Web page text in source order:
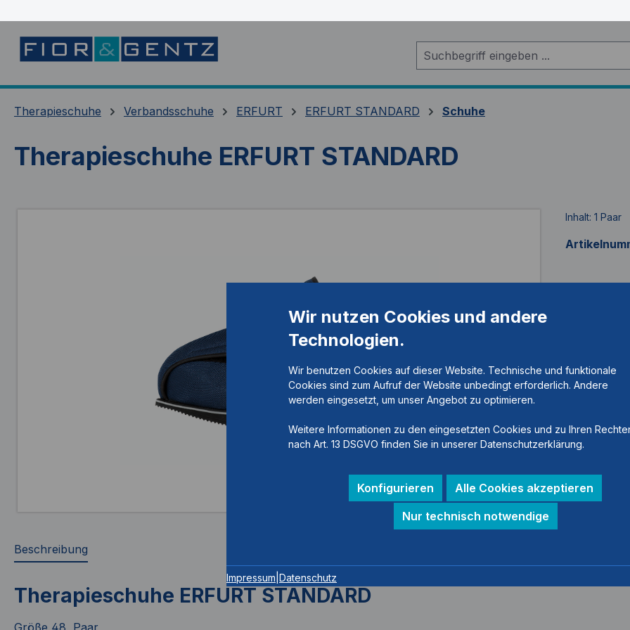
Therapieschuhe Verbandsschuhe ERFURT ERFURT STANDARD Schuhe
Therapieschuhe ERFURT STANDARD
Inhalt: 1 Paar
Beschreibung
Therapieschuhe ERFURT STANDARD
Größe 48, Paar
Wir nutzen Cookies und andere
Technologien.
Wir benutzen Cookies auf dieser Website. Technische und funktionale
Cookies sind zum Aufruf der Website unbedingt erforderlich. Andere
werden eingesetzt, um unser Angebot zu optimieren.
Weitere Informationen zu den eingesetzten Cookies und zu Ihren
nach Art. 13 DSGVO finden Sie in unserer Datenschutzerklärung.
Konfigurieren
Alle Cookies akzeptieren
Nur technisch notwendige
Impressum Datenschutz